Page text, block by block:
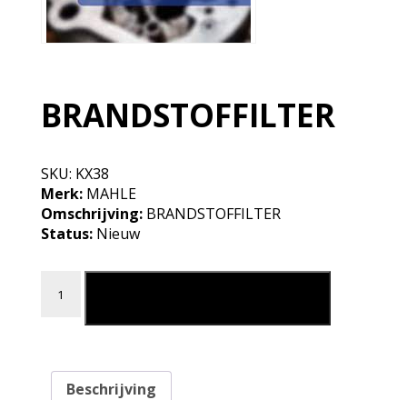
BRANDSTOFFILTER
SKU: KX38
Merk:MAHLE
Omschrijving:BRANDSTOFFILTER
Status:Nieuw
Beschrijving